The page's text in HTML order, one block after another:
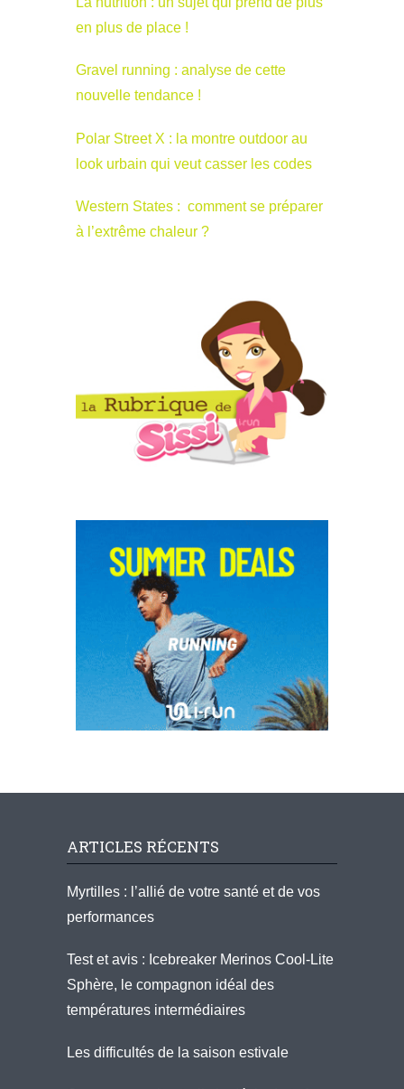
en plus de place !
Gravel running : analyse de cette
nouvelle tendance !
Polar Street X : la montre outdoor au
look urbain qui veut casser les codes
Western States : comment se préparer
à l’extrême chaleur ?
ARTICLES RÉCENTS
Myrtilles : l’allié de votre santé et de vos
performances
Test et avis : Icebreaker Merinos Cool-Lite
Sphère, le compagnon idéal des
températures intermédiaires
Les difficultés de la saison estivale